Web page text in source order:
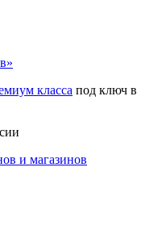
класса под ключ в
и магазинов